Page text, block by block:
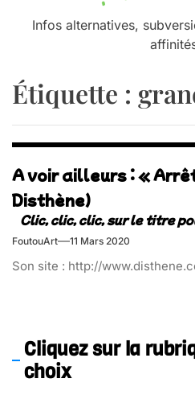
Infos alternatives,
Étiquette :
A voir ailleurs : «
Disthène)
FoutouArt 11 Mars 2020
Son site : http://
Cliquez sur la
choix